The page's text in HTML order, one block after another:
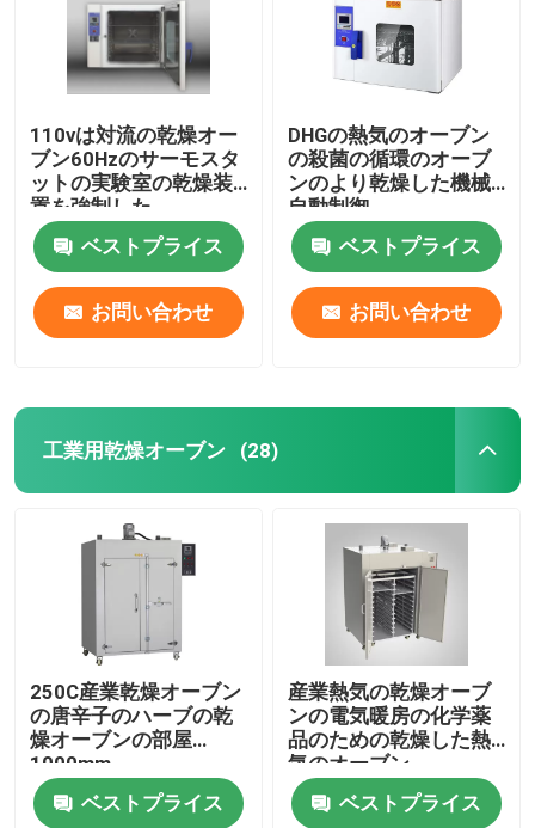
製品
企業情報
品質管理
お問い合わせ
110vは対流の乾燥オー
ブン60Hzのサーモスタ
ットの実験室の乾燥装
置を強制した
ベストプライス
お問い合わせ
DHGの熱気のオーブン
の殺菌の循環のオーブ
ンのより乾燥した機械
自動制御
ベストプライス
お問い合わせ
工業用乾燥オーブン (28)
250C産業乾燥オーブン
の唐辛子のハーブの乾
燥オーブンの部屋
1000mm
ベストプライス
産業熱気の乾燥オーブ
ンの電気暖房の化学薬
品のための乾燥した熱
気のオーブン
ベストプライス